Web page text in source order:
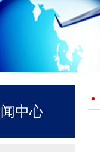
中心